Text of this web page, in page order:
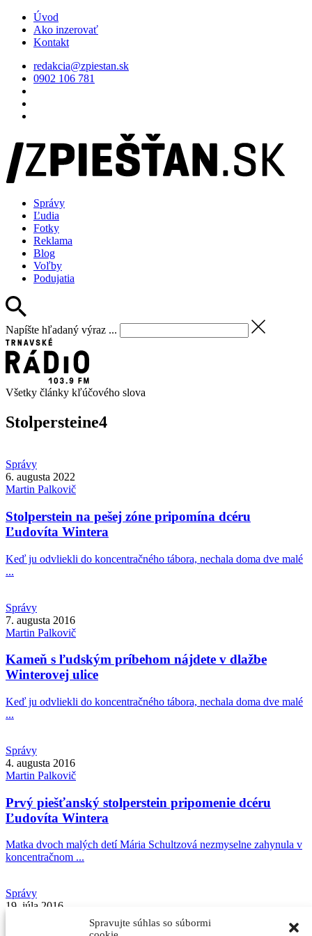
Spravujte súhlas so súbormi
Úvod
Ako inzerovať
Kontakt
redakcia@zpiestan.sk
0902 106 781
Správy
Ľudia
Fotky
Reklama
Blog
Voľby
Podujatia
Napíšte hľadaný výraz ...
Všetky články kľúčového slova
Stolpersteine4
Správy
6. augusta 2022
Martin Palkovič
Stolperstein na pešej zóne pripomína dcéru
Ľudovíta Wintera
Keď ju odvliekli do koncentračného tábora, nechala doma dve malé
...
Správy
7. augusta 2016
Martin Palkovič
Kameň s ľudským príbehom nájdete v dlažbe
Winterovej ulice
Keď ju odvliekli do koncentračného tábora, nechala doma dve malé
...
Správy
4. augusta 2016
Martin Palkovič
Prvý piešťanský stolperstein pripomenie dcéru
Ľudovíta Wintera
Matka dvoch malých detí Mária Schultzová nezmyselne zahynula v
koncentračnom ...
Správy
19. júla 2016